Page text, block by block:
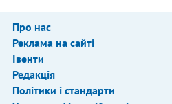
Про нас
Реклама на сайті
Івенти
Редакція
Політики і стандарти